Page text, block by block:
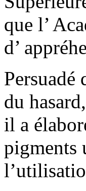
que l’
d’
Persuadé
du
il a
pigments